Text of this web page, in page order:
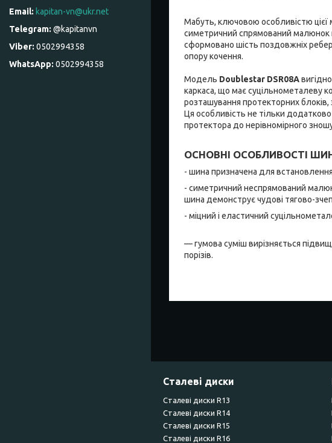
Мабуть, ключовою особливістю цієї
симетричний спрямований малюнок
сформовано шість поздовжніх
опору кочення.
Модель Doublestar DSR08A
каркаса, що має суцільнометалеву
розташування протекторних блоків,
Ця особливість не тільки
протектора до нерівномірного
ОСНОВНІ ОСОБЛИВОСТІ
- шина призначена для встановлення
- симетричний неспрямований
шина демонструє чудові тягово-
- міцний і еластичний
— гумова суміш вирізняється
порізів.
kapitan-vn@ukr.net
@kapitanvn
0502994358
0502994358
Сталеві диски
Сталеві диски R13
Сталеві диски R14
Сталеві диски R15
Сталеві диски R16